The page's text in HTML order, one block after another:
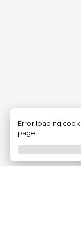
Error loading
page.